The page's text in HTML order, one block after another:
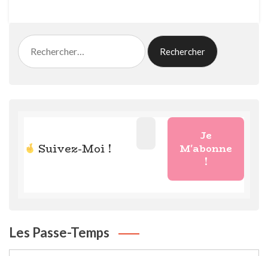
Rechercher :
Suivez-Moi !
Les Passe-Temps